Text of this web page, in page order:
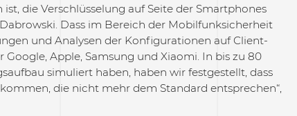
die Verschlüsselung auf Seite der Smartphones
Dass im Bereich der Mobilfunksicherheit
und Analysen der Konfigurationen auf Client-
Apple, Samsung und Xiaomi. In bis zu 80
simuliert haben, haben wir festgestellt, dass
die nicht mehr dem Standard entsprechen“,